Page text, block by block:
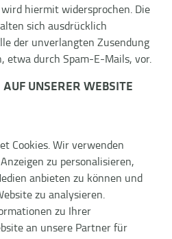
hiermit widersprochen. Die
sich ausdrücklich
der unverlangten Zusendung
etwa durch Spam-E-Mails, vor.
UNSERER WEBSITE
Cookies. Wir verwenden
zu personalisieren,
anbieten zu können und
zu analysieren.
zu Ihrer
an unsere Partner für